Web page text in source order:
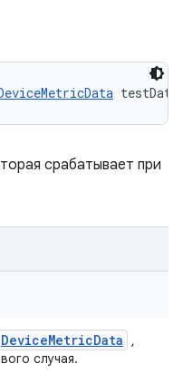
срабатывает при
DeviceMetricData
,
случая.